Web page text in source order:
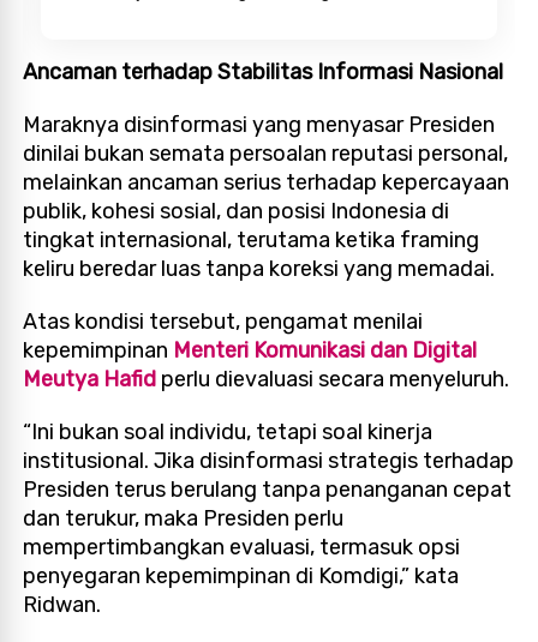
Ancaman terhadap Stabilitas Informasi Nasional
Maraknya disinformasi yang menyasar Presiden
dinilai bukan semata persoalan reputasi personal,
melainkan ancaman serius terhadap kepercayaan
publik, kohesi sosial, dan posisi Indonesia di
tingkat internasional, terutama ketika framing
keliru beredar luas tanpa koreksi yang memadai.
Atas kondisi tersebut, pengamat menilai
kepemimpinan Menteri Komunikasi dan Digital
Meutya Hafid perlu dievaluasi secara menyeluruh.
“Ini bukan soal individu, tetapi soal kinerja
institusional. Jika disinformasi strategis terhadap
Presiden terus berulang tanpa penanganan cepat
dan terukur, maka Presiden perlu
mempertimbangkan evaluasi, termasuk opsi
penyegaran kepemimpinan di Komdigi,” kata
Ridwan.